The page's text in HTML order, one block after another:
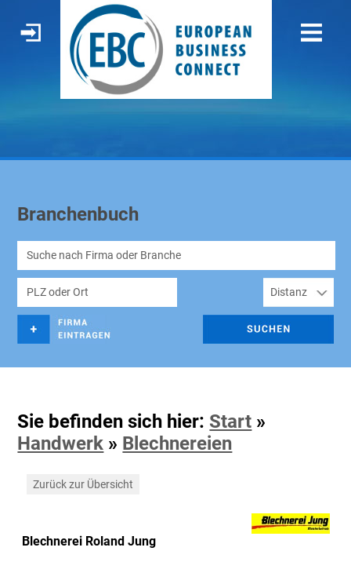
Branchenbuch
Sie befinden sich hier: Start »
Handwerk » Blechnereien
Zurück zur Übersicht
Blechnerei Roland Jung